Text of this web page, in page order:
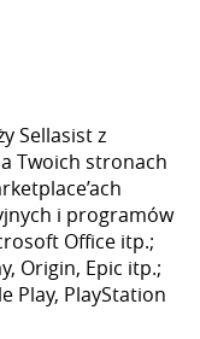
Sellasist z
Twoich stronach
i programów
Office itp.;
Origin, Epic itp.;
Play, PlayStation